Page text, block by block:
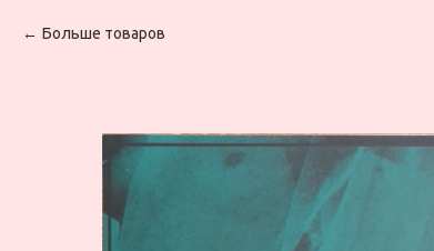
Больше товаров